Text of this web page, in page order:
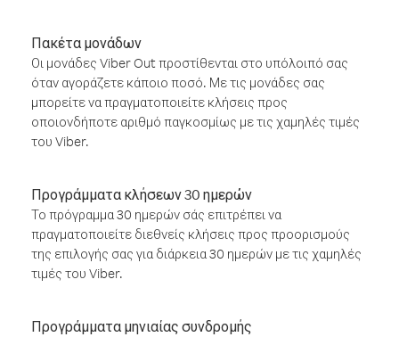
Πακέτα μονάδων
Οι μονάδες Viber Out προστίθενται στο υπόλοιπό σας
όταν αγοράζετε κάποιο ποσό. Με τις μονάδες σας
μπορείτε να πραγματοποιείτε κλήσεις προς
οποιονδήποτε αριθμό παγκοσμίως με τις χαμηλές τιμές
του Viber.
Προγράμματα κλήσεων 30 ημερών
Το πρόγραμμα 30 ημερών σάς επιτρέπει να
πραγματοποιείτε διεθνείς κλήσεις προς προορισμούς
της επιλογής σας για διάρκεια 30 ημερών με τις χαμηλές
τιμές του Viber.
Προγράμματα μηνιαίας συνδρομής